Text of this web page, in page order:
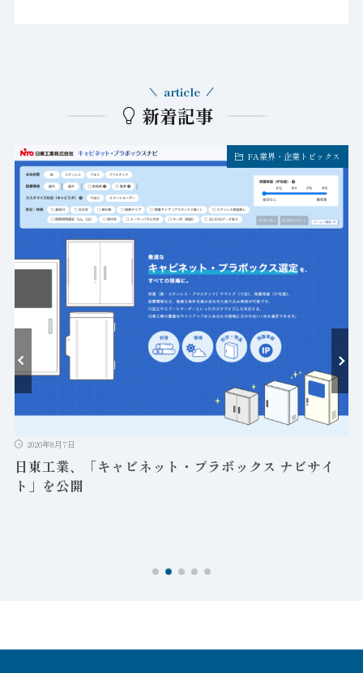
新着記事
article
FA業界・企業トピックス
2026年8月7日
日東工業、「キャビネット・プラボックス ナビサイ
ト」を公開